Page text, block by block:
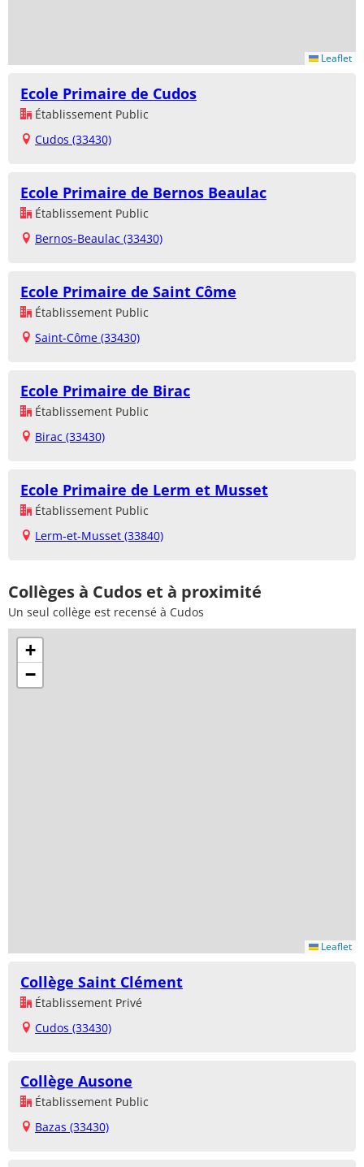
Leaflet
Ecole Primaire de Cudos
Établissement Public
Cudos (33430)
Ecole Primaire de Bernos Beaulac
Établissement Public
Bernos-Beaulac (33430)
Ecole Primaire de Saint Côme
Établissement Public
Saint-Côme (33430)
Ecole Primaire de Birac
Établissement Public
Birac (33430)
Ecole Primaire de Lerm et Musset
Établissement Public
Lerm-et-Musset (33840)
Collèges à Cudos et à proximité
Un seul collège est recensé à Cudos
+
−
Leaflet
Collège Saint Clément
Établissement Privé
Cudos (33430)
Collège Ausone
Établissement Public
Bazas (33430)